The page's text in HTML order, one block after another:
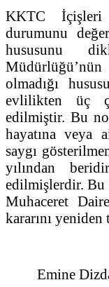
KKTC İçişleri
durumunu
hususunu
olmadığı
evlilikten üç
edilmiştir. Bu
hayatına veya
saygı
yılından
edilmişlerdir. Bu
Muhaceret
kararını
Emine